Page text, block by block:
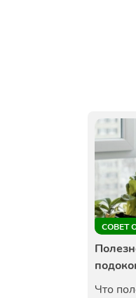
СОВЕТ
Что